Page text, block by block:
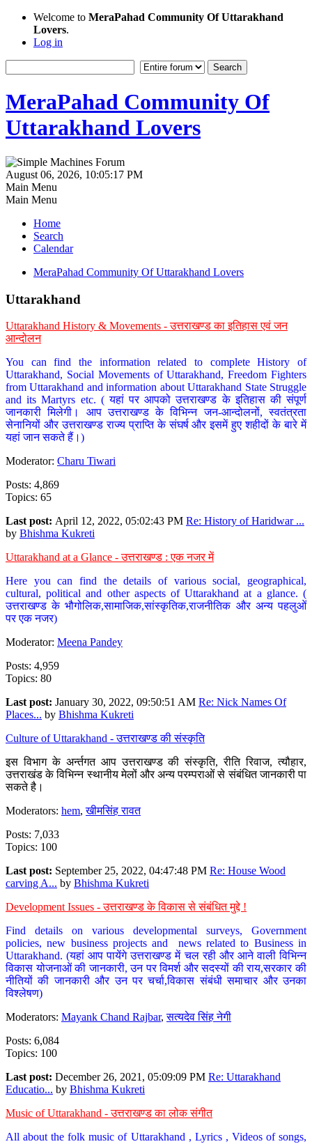
Welcome to MeraPahad Community Of Uttarakhand
Lovers.
Log in
MeraPahad Community Of
Uttarakhand Lovers
August 06, 2026, 10:05:17 PM
Main Menu
Main Menu
Home
Search
Calendar
MeraPahad Community Of Uttarakhand Lovers
Uttarakhand
Uttarakhand History & Movements - उत्तराखण्ड का इतिहास एवं जन
आन्दोलन
You can find the information related to complete History of
Uttarakhand, Social Movements of Uttarakhand, Freedom Fighters
from Uttarakhand and information about Uttarakhand State Struggle
and its Martyrs etc. ( यहां पर आपको उत्तराखण्ड के इतिहास की संपूर्ण
जानकारी मिलेगी। आप उत्तराखण्ड के विभिन्न जन-आन्दोलनों, स्वतंत्रता
सेनानियों और उत्तराखण्ड राज्य प्राप्ति के संघर्ष और इसमें हुए शहीदों के बारे में
यहां जान सकते हैं।)
Moderator: Charu Tiwari
Posts: 4,869
Topics: 65
Last post: April 12, 2022, 05:02:43 PM Re: History of Haridwar ...
by Bhishma Kukreti
Uttarakhand at a Glance - उत्तराखण्ड : एक नजर में
Here you can find the details of various social, geographical,
cultural, political and other aspects of Uttarakhand at a glance. (
उत्तराखण्ड के भौगोलिक,सामाजिक,सांस्कृतिक,राजनीतिक और अन्य पहलुओं
पर एक नजर)
Moderator: Meena Pandey
Posts: 4,959
Topics: 80
Last post: January 30, 2022, 09:50:51 AM Re: Nick Names Of
Places... by Bhishma Kukreti
Culture of Uttarakhand - उत्तराखण्ड की संस्कृति
इस विभाग के अर्न्तगत आप उत्तराखण्ड की संस्कृति, रीति रिवाज, त्यौहार,
उत्तराखंड के विभिन्न स्थानीय मेलों और अन्य परम्पराओं से संबंधित जानकारी पा
सकते है।
Moderators: hem,खीमसिंह रावत
Posts: 7,033
Topics: 100
Last post: September 25, 2022, 04:47:48 PM Re: House Wood
carving A... by Bhishma Kukreti
Development Issues - उत्तराखण्ड के विकास से संबंधित मुद्दे !
Find details on various developmental surveys, Government
policies, new business projects and news related to Business in
Uttarakhand. (यहां आप पायेंगे उत्तराखण्ड में चल रही और आने वाली विभिन्न
विकास योजनाओं की जानकारी, उन पर विमर्श और सदस्यों की राय,सरकार की
नीतियों की जानकारी और उन पर चर्चा,विकास संबंधी समाचार और उनका
विश्लेषण)
Moderators: Mayank Chand Rajbar,सत्यदेव सिंह नेगी
Posts: 6,084
Topics: 100
Last post: December 26, 2021, 05:09:09 PM Re: Uttarakhand
Educatio... by Bhishma Kukreti
Music of Uttarakhand - उत्तराखण्ड का लोक संगीत
All about the folk music of Uttarakhand , Lyrics , Videos of songs,